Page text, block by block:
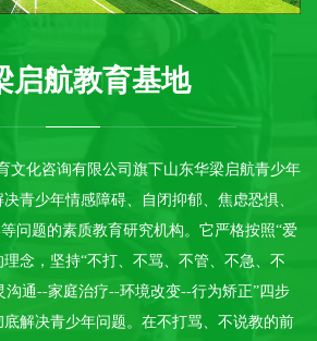
ABOUT
启航教育基地
文化咨询有限公司旗下山东华梁启航青少年
青少年情感障碍、自闭抑郁、焦虑恐惧、
问题的素质教育研究机构。它严格按照“爱
念，坚持“不打、不骂、不管、不急、不
沟通--家庭治疗--环境改变--行为矫正”四步
解决青少年问题。在不打骂、不说教的前